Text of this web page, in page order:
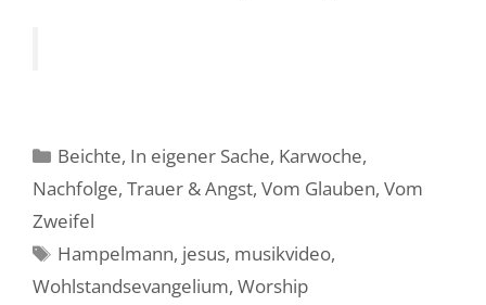
Kategorien
Beichte, In eigener Sache, Karwoche,
Nachfolge, Trauer & Angst, Vom Glauben, Vom
Zweifel
Schlagwörter
Hampelmann, jesus, musikvideo,
Wohlstandsevangelium, Worship